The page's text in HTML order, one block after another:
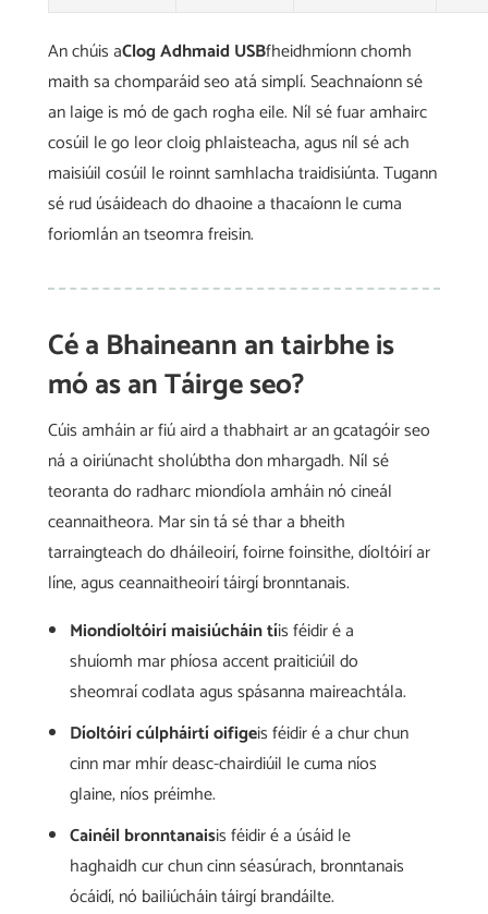
An chúis aClog Adhmaid USBfheidhmíonn chomh
maith sa chomparáid seo atá simplí. Seachnaíonn sé
an laige is mó de gach rogha eile. Níl sé fuar amhairc
cosúil le go leor cloig phlaisteacha, agus níl sé ach
maisiúil cosúil le roinnt samhlacha traidisiúnta. Tugann
sé rud úsáideach do dhaoine a thacaíonn le cuma
foriomlán an tseomra freisin.
Cé a Bhaineann an tairbhe is
mó as an Táirge seo?
Cúis amháin ar fiú aird a thabhairt ar an gcatagóir seo
ná a oiriúnacht sholúbtha don mhargadh. Níl sé
teoranta do radharc miondíola amháin nó cineál
ceannaitheora. Mar sin tá sé thar a bheith
tarraingteach do dháileoirí, foirne foinsithe, díoltóirí ar
líne, agus ceannaitheoirí táirgí bronntanais.
Miondíoltóirí maisiúcháin tíis féidir é a
shuíomh mar phíosa accent praiticiúil do
sheomraí codlata agus spásanna maireachtála.
Díoltóirí cúlpháirtí oifigeis féidir é a chur chun
cinn mar mhír deasc-chairdiúil le cuma níos
glaine, níos préimhe.
Cainéil bronntanaisis féidir é a úsáid le
haghaidh cur chun cinn séasúrach, bronntanais
ócáidí, nó bailiúcháin táirgí brandáilte.